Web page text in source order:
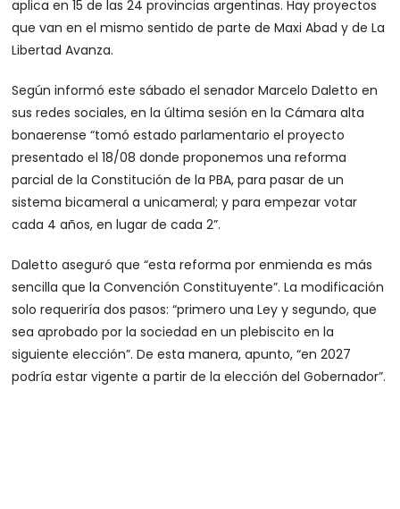
aplica en 15 de las 24 provincias argentinas. Hay proyectos
que van en el mismo sentido de parte de Maxi Abad y de La
Libertad Avanza.
Según informó este sábado el senador Marcelo Daletto en
sus redes sociales, en la última sesión en la Cámara alta
bonaerense “tomó estado parlamentario el proyecto
presentado el 18/08 donde proponemos una reforma
parcial de la Constitución de la PBA, para pasar de un
sistema bicameral a unicameral; y para empezar votar
cada 4 años, en lugar de cada 2”.
Daletto aseguró que “esta reforma por enmienda es más
sencilla que la Convención Constituyente”. La modificación
solo requeriría dos pasos: “primero una Ley y segundo, que
sea aprobado por la sociedad en un plebiscito en la
siguiente elección”. De esta manera, apunto, “en 2027
podría estar vigente a partir de la elección del Gobernador”.